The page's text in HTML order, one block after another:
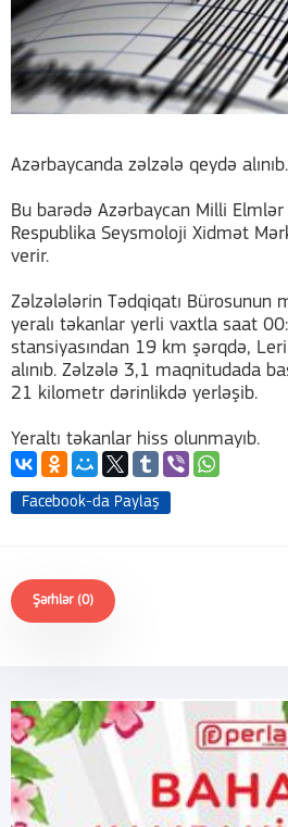
Azərbaycanda zəlzələ qeydə alınıb.
Bu barədə Azərbaycan Milli Elmlər
Respublika Seysmoloji Xidmət
verir.
Zəlzələlərin Tədqiqatı Bürosunun
yeralı təkanlar yerli vaxtla saat
stansiyasından 19 km şərqdə,
alınıb. Zəlzələ 3,1 maqnitudada
21 kilometr dərinlikdə yerləşib.
Yeraltı təkanlar hiss olunmayıb.
Facebook-da Paylaş
Şərhlər (0)